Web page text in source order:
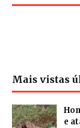
Mais vistas
e